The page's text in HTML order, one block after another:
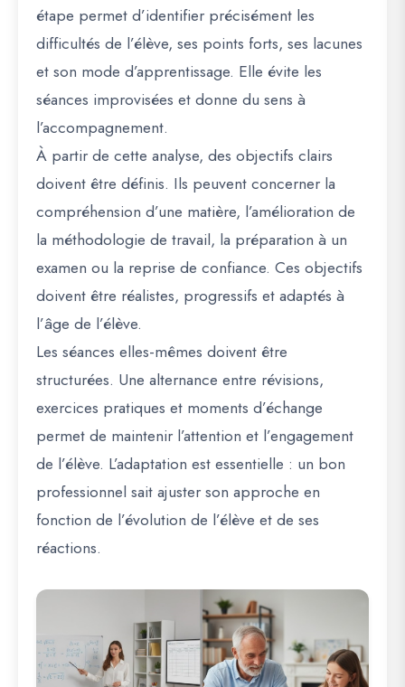
étape permet d’identifier précisément les
difficultés de l’élève, ses points forts, ses lacunes
et son mode d’apprentissage. Elle évite les
séances improvisées et donne du sens à
l’accompagnement.
À partir de cette analyse, des objectifs clairs
doivent être définis. Ils peuvent concerner la
compréhension d’une matière, l’amélioration de
la méthodologie de travail, la préparation à un
examen ou la reprise de confiance. Ces objectifs
doivent être réalistes, progressifs et adaptés à
l’âge de l’élève.
Les séances elles-mêmes doivent être
structurées. Une alternance entre révisions,
exercices pratiques et moments d’échange
permet de maintenir l’attention et l’engagement
de l’élève. L’adaptation est essentielle : un bon
professionnel sait ajuster son approche en
fonction de l’évolution de l’élève et de ses
réactions.